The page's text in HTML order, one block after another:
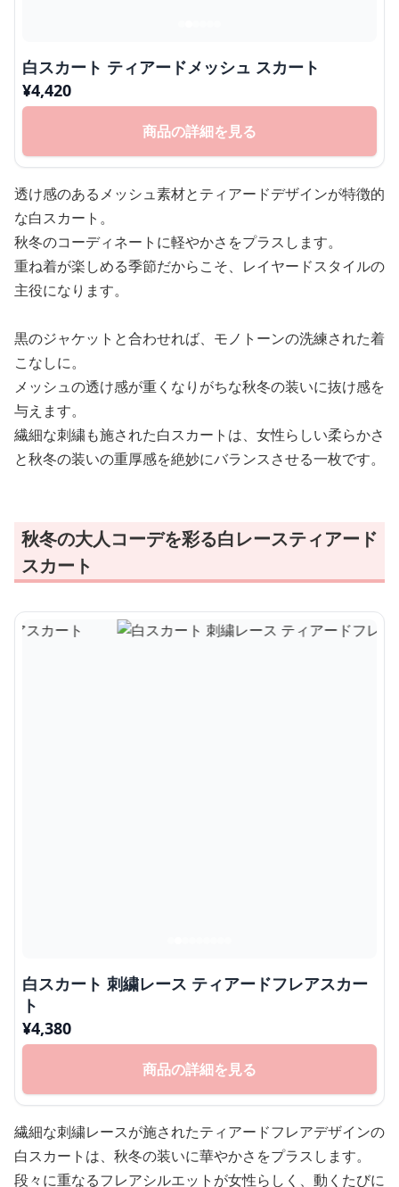
白スカート ティアードメッシュ スカート
¥4,420
商品の詳細を見る
透け感のあるメッシュ素材とティアードデザインが特徴的
な白スカート。
秋冬のコーディネートに軽やかさをプラスします。
重ね着が楽しめる季節だからこそ、レイヤードスタイルの
主役になります。
黒のジャケットと合わせれば、モノトーンの洗練された着
こなしに。
メッシュの透け感が重くなりがちな秋冬の装いに抜け感を
与えます。
繊細な刺繍も施された白スカートは、女性らしい柔らかさ
と秋冬の装いの重厚感を絶妙にバランスさせる一枚です。
秋冬の大人コーデを彩る白レースティアード
スカート
白スカート 刺繍レース ティアードフレアスカー
ト
¥4,380
商品の詳細を見る
繊細な刺繍レースが施されたティアードフレアデザインの
白スカートは、秋冬の装いに華やかさをプラスします。
段々に重なるフレアシルエットが女性らしく、動くたびに